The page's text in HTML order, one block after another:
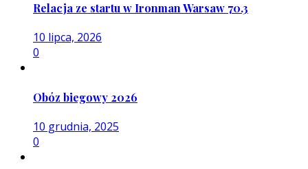
Relacja ze startu w Ironman Warsaw 70.3
10 lipca, 2026
0
Obóz biegowy 2026
10 grudnia, 2025
0